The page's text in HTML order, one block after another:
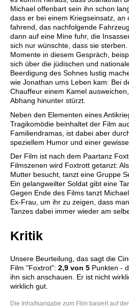
Michael offenbart sein ihn schon
dass er bei einem Kriegseinsatz, an
fahrend, das nachfolgende
dann auf eine Mine fuhr, die
sich nur wünschte, dass sie
Momente in diesem Gespräch,
sich über die jüdischen und
Beerdigung des Sohnes lustig
wie Jonathan ums Leben kam: Bei
Chauffeur einem Kamel
Abhang hinunter stürzt.
Neben den Elementen eines
Tragikomödie beinhaltet der Film
Familiendramas, ist dabei aber
speziellem Humor und einer
Der Film ist nach dem Paartanz
Filmszenen wird Foxtrott getanzt:
Mutter besucht, tanzt eine Gruppe
Ein gelangweilter Soldat gibt eine
Gegen Ende des Films tanzt
Ex-Frau, um ihr zu zeigen, dass
Tanzes dabei immer wieder am
Kritik
Unsere Beurteilung, das sagt die
Film "Foxtrot": 2,9 von 5 Punkten -
ihn sich anschauen. Er ist nicht
wirklich gut.
Die Inhaltsangabe zum Film basiert auf